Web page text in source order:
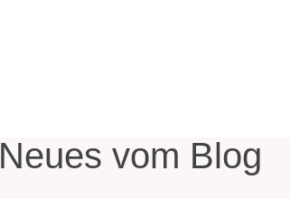
Neues vom Blog